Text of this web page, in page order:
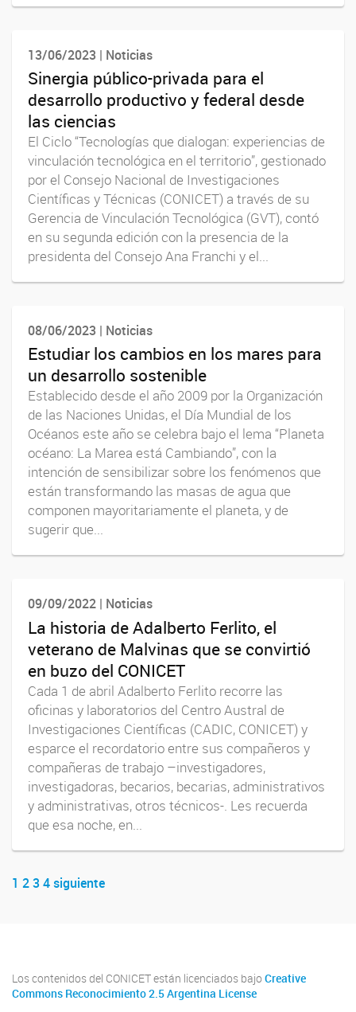
13/06/2023 | Noticias
Sinergia público-privada para el
desarrollo productivo y federal desde
las ciencias
El Ciclo “Tecnologías que dialogan: experiencias de
vinculación tecnológica en el territorio”, gestionado
por el Consejo Nacional de Investigaciones
Científicas y Técnicas (CONICET) a través de su
Gerencia de Vinculación Tecnológica (GVT), contó
en su segunda edición con la presencia de la
presidenta del Consejo Ana Franchi y el...
08/06/2023 | Noticias
Estudiar los cambios en los mares para
un desarrollo sostenible
Establecido desde el año 2009 por la Organización
de las Naciones Unidas, el Día Mundial de los
Océanos este año se celebra bajo el lema “Planeta
océano: La Marea está Cambiando”, con la
intención de sensibilizar sobre los fenómenos que
están transformando las masas de agua que
componen mayoritariamente el planeta, y de
sugerir que...
09/09/2022 | Noticias
La historia de Adalberto Ferlito, el
veterano de Malvinas que se convirtió
en buzo del CONICET
Cada 1 de abril Adalberto Ferlito recorre las
oficinas y laboratorios del Centro Austral de
Investigaciones Científicas (CADIC, CONICET) y
esparce el recordatorio entre sus compañeros y
compañeras de trabajo –investigadores,
investigadoras, becarios, becarias, administrativos
y administrativas, otros técnicos-. Les recuerda
que esa noche, en...
Navegador de artículos
1 234siguiente
Los contenidos del CONICET están licenciados bajo Creative
Commons Reconocimiento 2.5 Argentina License